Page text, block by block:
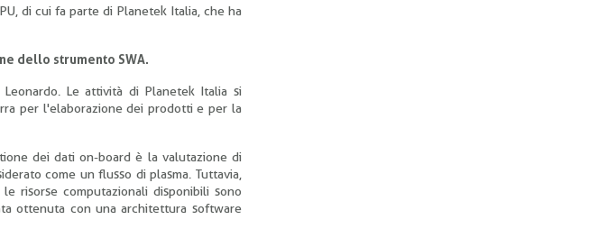
di cui fa parte di Planetek Italia, che ha
dello strumento SWA.
Le attività di Planetek Italia si
per l'elaborazione dei prodotti e per la
dei dati on-board è la valutazione di
come un flusso di plasma. Tuttavia,
risorse computazionali disponibili sono
ottenuta con una architettura software